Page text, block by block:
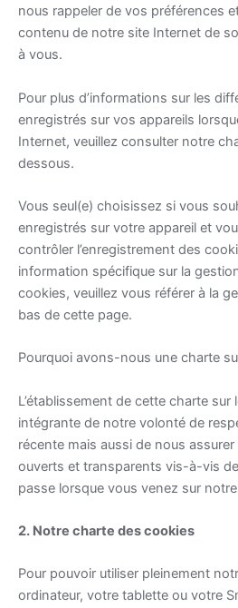
nous rappeler de vos préférences
contenu de notre site Internet de
à vous.
Pour plus d’informations sur les
enregistrés sur vos appareils
Internet, veuillez consulter notre
dessous.
Vous seul(e) choisissez si vous
enregistrés sur votre appareil et
contrôler l’enregistrement des
information spécifique sur la
cookies, veuillez vous référer à la
bas de cette page.
Pourquoi avons-nous une charte
L’établissement de cette charte
intégrante de notre volonté de
récente mais aussi de nous
ouverts et transparents vis-à-vis
passe lorsque vous venez sur
2. Notre charte des cookies
Pour pouvoir utiliser pleinement
ordinateur, votre tablette ou votre